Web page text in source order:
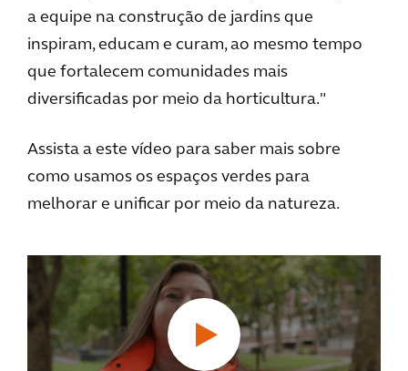
a equipe na construção de jardins que
inspiram, educam e curam, ao mesmo tempo
que fortalecem comunidades mais
diversificadas por meio da horticultura."
Assista a este vídeo para saber mais sobre
como usamos os espaços verdes para
melhorar e unificar por meio da natureza.